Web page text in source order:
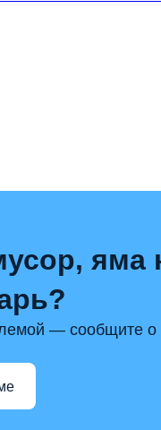
яма
— сообщите о